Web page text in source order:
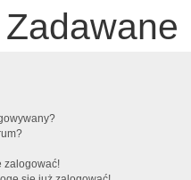
zalogować!